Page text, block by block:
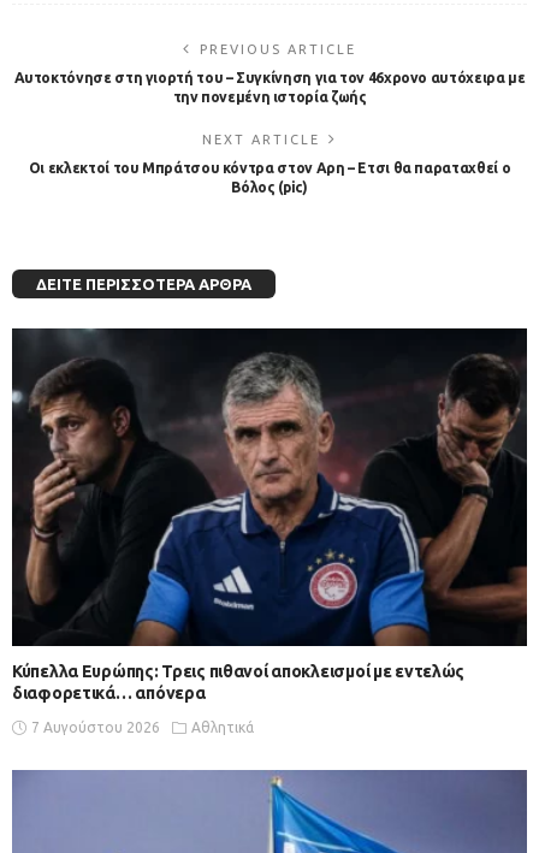
PREVIOUS ARTICLE
Αυτοκτόνησε στη γιορτή του – Συγκίνηση για τον 46χρονο αυτόχειρα με
την πονεμένη ιστορία ζωής
NEXT ARTICLE
Οι εκλεκτοί του Μπράτσου κόντρα στον Αρη – Ετσι θα παραταχθεί ο
Βόλος (pic)
ΔΕΊΤΕ ΠΕΡΙΣΣΌΤΕΡΑ ΆΡΘΡΑ
Κύπελλα Ευρώπης: Τρεις πιθανοί αποκλεισμοί με εντελώς
διαφορετικά… απόνερα
7 Αυγούστου 2026 Αθλητικά